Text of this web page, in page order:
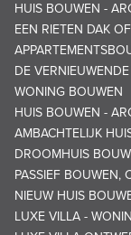
HUIS BOUWEN -
EEN RIETEN DAK
DE
WONING BOUWEN
HUIS BOUWEN -
AMBACHTELIJK
DROOMHUIS
PASSIEF BOUWEN,
NIEUW HUIS
LUXE VILLA -